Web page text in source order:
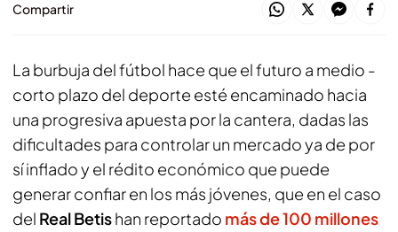
Compartir
La burbuja del fútbol hace que el futuro a medio -
corto plazo del deporte esté encaminado hacia
una progresiva apuesta por la cantera, dadas las
dificultades para controlar un mercado ya de por
sí inflado y el rédito económico que puede
generar confiar en los más jóvenes, que en el caso
del Real Betishan reportado más de 100 millones